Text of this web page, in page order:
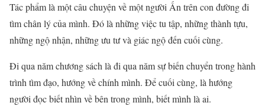
Tác phẩm là một câu chuyện về một người Ấn trên con đường đi
tìm chân lý của mình. Đó là những việc tu tập, những thành tựu,
những ngộ nhận, những ưu tư và giác ngộ đến cuối cùng.
Đi qua năm chương sách là đi qua năm sự biến chuyển trong hành
trình tìm đạo, hướng về chính mình. Để cuối cùng, là hướng
người đọc biết nhìn về bên trong mình, biết mình là ai.